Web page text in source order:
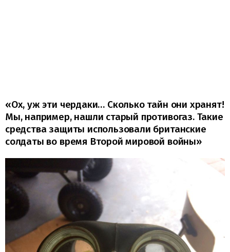
«Ох, уж эти чердаки… Сколько тайн они хранят!
Мы, например, нашли старый противогаз. Такие
средства защиты использовали британские
солдаты во время Второй мировой войны»